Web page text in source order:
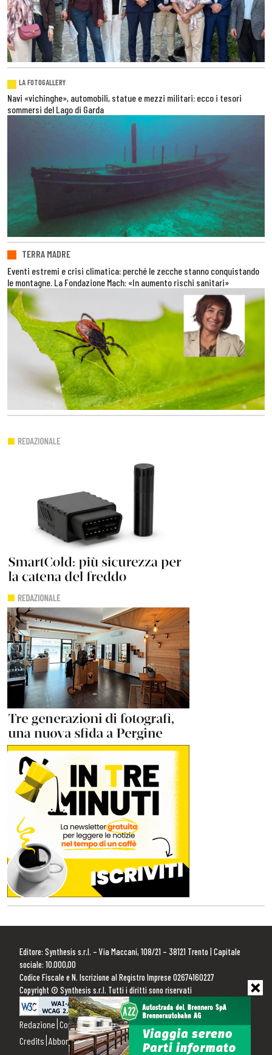
LA FOTOGALLERY
Navi «vichinghe», automobili, statue e mezzi militari: ecco i tesori
sommersi del Lago di Garda
TERRA MADRE
Eventi estremi e crisi climatica: perché le zecche stanno conquistando
le montagne. La Fondazione Mach: «In aumento rischi sanitari»
Editore: Synthesis s.r.l. – Via Maccani, 108/21 – 38121 Trento | Capitale
sociale: 10.000,00
Codice Fiscale e N. Iscrizione al Registro Imprese 02674160227
Copyright © Synthesis s.r.l. Tutti i diritti sono riservati
Redazione Contattaci Pubblicità Privacy Policy Cookie Policy
Credits Abbonamenti